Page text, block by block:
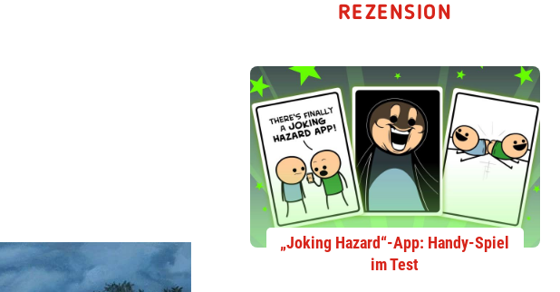
REZENSION
„Joking Hazard“-App: Handy-Spiel
im Test